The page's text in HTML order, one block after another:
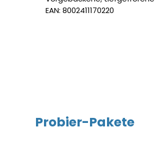
EAN: 8002411170220
Probier-Pakete